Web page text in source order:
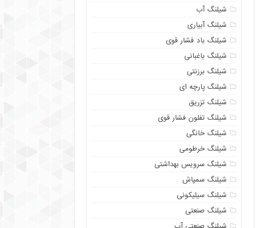
شیلنگ آب
شیلنگ آبیاری
شیلنگ باد فشار قوی
شیلنگ باغبانی
شیلنگ برزنتی
شیلنگ پارچه‌ ای
شیلنگ تزریق
شیلنگ تفلون فشار قوی
شیلنگ خانگی
شیلنگ خرطومی
شیلنگ سرویس بهداشتی
شیلنگ سمپاش
شیلنگ سیلیکونی
شیلنگ صنعتی